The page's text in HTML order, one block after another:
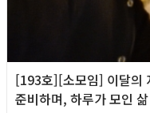
[193호][소모임] 이달의
준비하며, 하루가 모인 삶